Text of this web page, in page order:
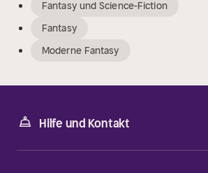
Fantasy und Science-Fiction
Fantasy
Moderne Fantasy
Hilfe und Kontakt